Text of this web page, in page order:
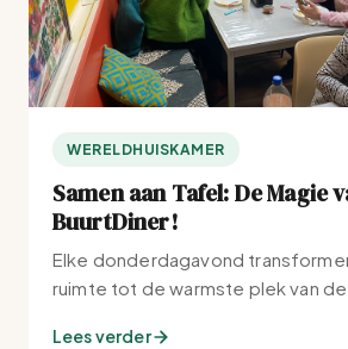
WERELDHUISKAMER
Samen aan Tafel: De Magie
BuurtDiner!
Elke donderdagavond
ruimte tot de warmste plek van de
Lees verder